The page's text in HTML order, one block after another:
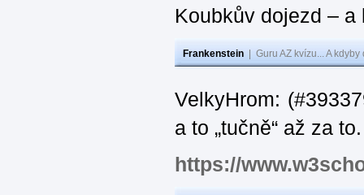
Koubkův dojezd –
Frankenstein Guru AZ kvízu... A
VelkyHrom:
a to „tučně“ až za
https://